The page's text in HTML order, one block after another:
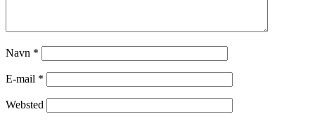
Navn *
E-mail *
Websted